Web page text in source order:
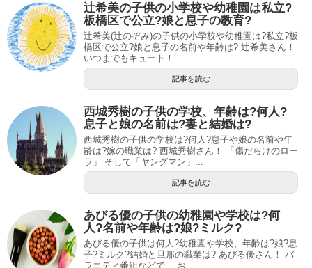
辻希美の子供の小学校や幼稚園は私立?
板橋区で公立?娘と息子の教育?
辻希美(辻のぞみ)の子供の小学校や幼稚園は?私立?板
橋区で公立?娘と息子の名前や年齢は? 辻希美さん！
いつまでもキュート！ ...
記事を読む
西城秀樹の子供の学校、年齢は?何人?
息子と娘の名前は?妻と結婚は?
西城秀樹の子供の学校は?何人?息子や娘の名前や年
齢は?嫁の職業は? 西城秀樹さん！ 「傷だらけのロー
ラ」 そして「ヤングマン」...
記事を読む
あびる優の子供の幼稚園や学校は?何
人?名前や年齢は?娘?ミルク?
あびる優の子供は何人?幼稚園や学校、年齢は?娘?息
子?ミルク?結婚と旦那の職業は? あびる優さん！ バ
ラエティ番組などで、 お...